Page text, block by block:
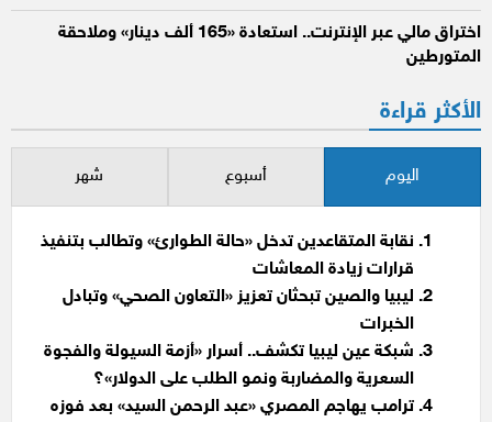
اختراق مالي عبر الإنترنت.. استعادة «165 ألف دينار» وملاحقة
المتورطين
الأكثر قراءة
اليوم أسبوع شهر
نقابة المتقاعدين تدخل «حالة الطوارئ» وتطالب بتنفيذ
قرارات زيادة المعاشات
ليبيا والصين تبحثان تعزيز «التعاون الصحي» وتبادل
الخبرات
شبكة عين ليبيا تكشف.. أسرار «أزمة السيولة والفجوة
السعرية والمضاربة ونمو الطلب على الدولار»؟
ترامب يهاجم المصري «عبد الرحمن السيد» بعد فوزه